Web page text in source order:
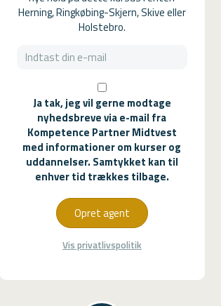
Herning, Ringkøbing-Skjern, Skive eller
Holstebro.
Ja tak, jeg vil gerne modtage
nyhedsbreve via e-mail fra
Kompetence Partner Midtvest
med informationer om kurser og
uddannelser. Samtykket kan til
enhver tid trækkes tilbage.
Opret agent
Vis privatlivspolitik